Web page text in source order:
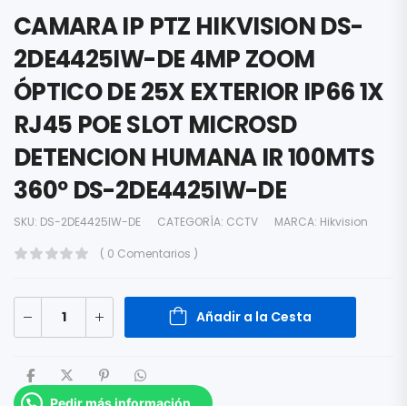
CAMARA IP PTZ HIKVISION DS-
2DE4425IW-DE 4MP ZOOM
ÓPTICO DE 25X EXTERIOR IP66 1X
RJ45 POE SLOT MICROSD
DETENCION HUMANA IR 100MTS
360º DS-2DE4425IW-DE
SKU: DS-2DE4425IW-DE CATEGORÍA: CCTV MARCA: Hikvision
( 0 Comentarios )
Añadir a la Cesta
Pedir más información.